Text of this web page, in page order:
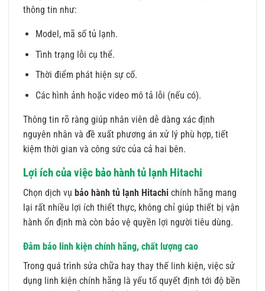
thông tin như:
Model, mã số tủ lạnh.
Tình trạng lỗi cụ thể.
Thời điểm phát hiện sự cố.
Các hình ảnh hoặc video mô tả lỗi (nếu có).
Thông tin rõ ràng giúp nhân viên dễ dàng xác định
nguyên nhân và đề xuất phương án xử lý phù hợp, tiết
kiệm thời gian và công sức của cả hai bên.
Lợi ích của việc bảo hành tủ lạnh Hitachi
Chọn dịch vụ bảo hành tủ lạnh Hitachi chính hãng mang
lại rất nhiều lợi ích thiết thực, không chỉ giúp thiết bị vận
hành ổn định mà còn bảo vệ quyền lợi người tiêu dùng.
Đảm bảo linh kiện chính hãng, chất lượng cao
Trong quá trình sửa chữa hay thay thế linh kiện, việc sử
dụng linh kiện chính hãng là yếu tố quyết định tới độ bền